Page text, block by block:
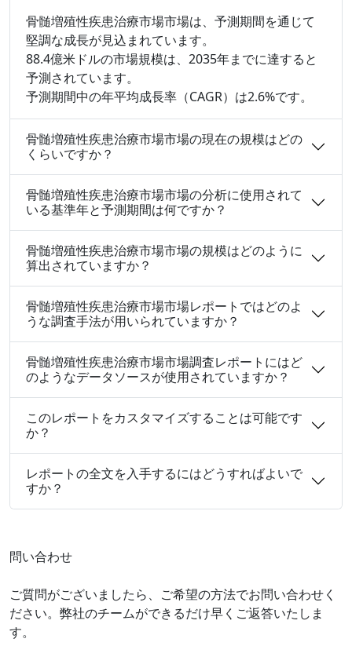
骨髄増殖性疾患治療市場市場は、予測期間を通じて
堅調な成長が見込まれています。
88.4億米ドルの市場規模は、2035年までに達すると
予測されています。
予測期間中の年平均成長率（CAGR）は2.6%です。
骨髄増殖性疾患治療市場市場の現在の規模はどの
くらいですか？
骨髄増殖性疾患治療市場市場の分析に使用されて
いる基準年と予測期間は何ですか？
骨髄増殖性疾患治療市場市場の規模はどのように
算出されていますか？
骨髄増殖性疾患治療市場市場レポートではどのよ
うな調査手法が用いられていますか？
骨髄増殖性疾患治療市場市場調査レポートにはど
のようなデータソースが使用されていますか？
このレポートをカスタマイズすることは可能です
か？
レポートの全文を入手するにはどうすればよいで
すか？
問い合わせ
ご質問がございましたら、ご希望の方法でお問い合わせく
ださい。弊社のチームができるだけ早くご返答いたしま
す。